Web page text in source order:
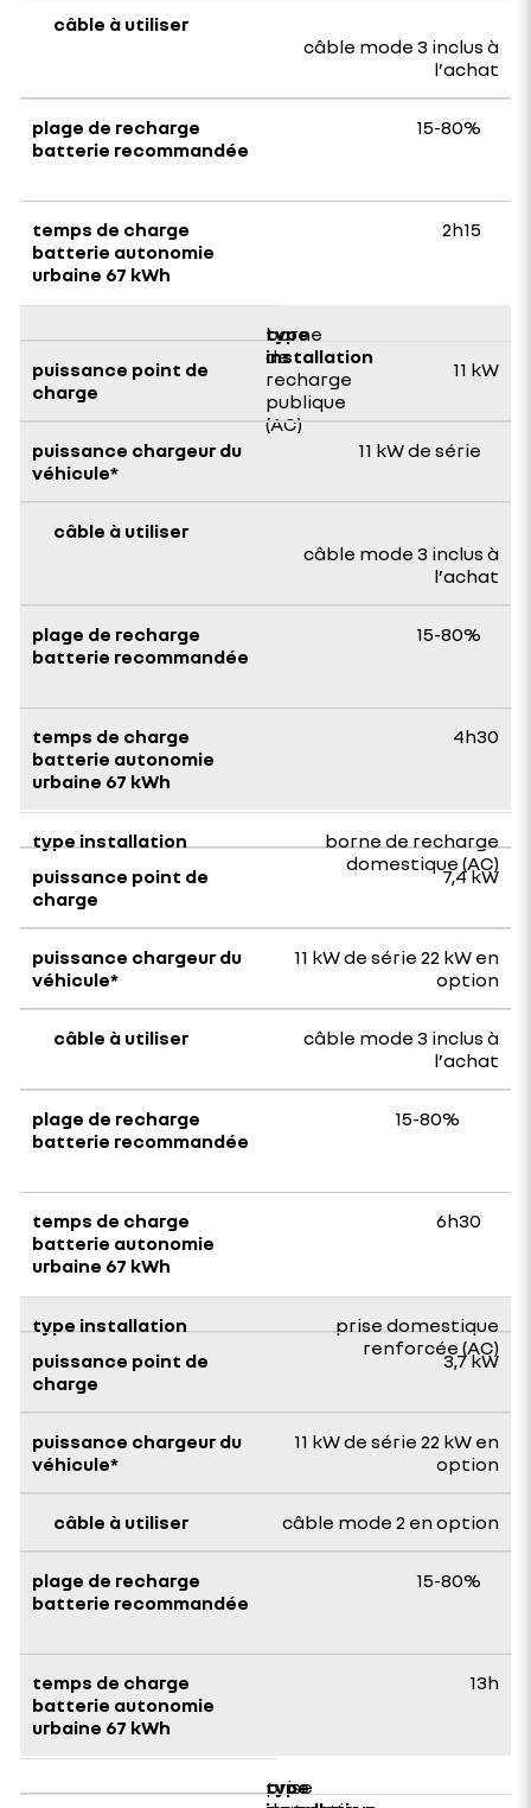
câble mode 3 inclus à
l’achat
15-80%
2h15
borne
de
recharge
publique
(AC)
11 kW
11 kW de série
câble mode 3 inclus à
l’achat
15-80%
4h30​
borne de recharge
domestique (AC)
7,4 kW
11 kW de série 22 kW en
option
câble mode 3 inclus à
l’achat
15-80%
6h30
prise domestique
renforcée (AC)
3,7 kW
11 kW de série 22 kW en
option
câble mode 2 en option
15-80%
13h
prise